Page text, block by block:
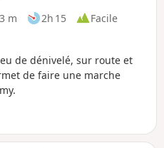
m 2h 15
Facile
de dénivelé, sur route et
de faire une marche